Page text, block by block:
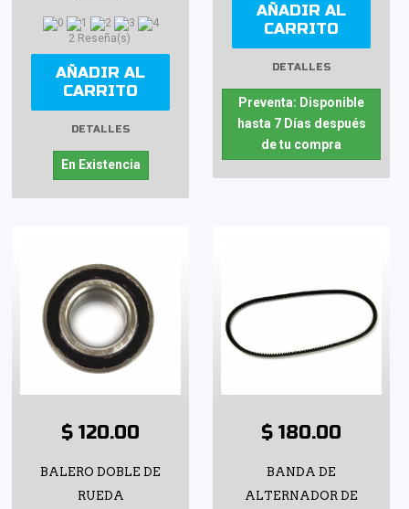
2 Reseña(s)
AÑADIR AL
CARRITO
DETALLES
En Existencia
AÑADIR AL
CARRITO
DETALLES
Preventa: Disponible
hasta 7 Días después
de tu compra
$ 120.00
BALERO DOBLE DE
RUEDA
$ 180.00
BANDA DE
ALTERNADOR DE